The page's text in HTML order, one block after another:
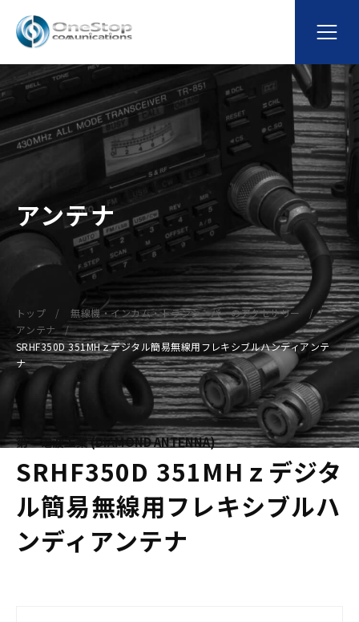
アンテナ
トップ
無線機・インカム・トランシーバーのアクセサリー
アンテナ
SRHF350D 351MHｚデジタル簡易無線用フレキシブルハンディアンテ
ナ
第一電波工業 (DIAMOND ANTENNA)
SRHF350D 351MHｚデジタ
ル簡易無線用フレキシブルハ
ンディアンテナ